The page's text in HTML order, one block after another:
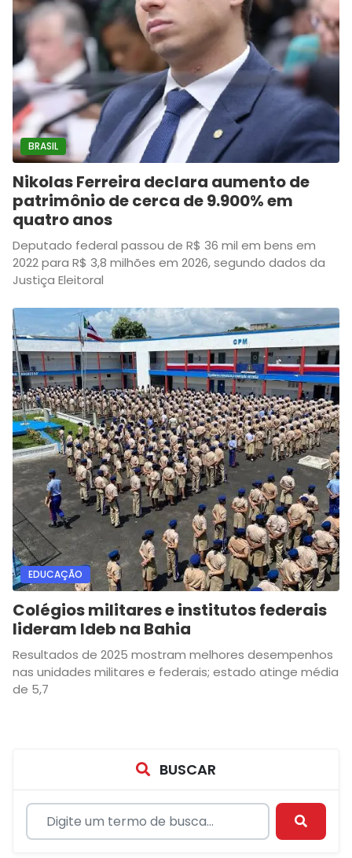
BRASIL
Nikolas Ferreira declara aumento de
patrimônio de cerca de 9.900% em
quatro anos
Deputado federal passou de R$ 36 mil em bens em
2022 para R$ 3,8 milhões em 2026, segundo dados da
Justiça Eleitoral
EDUCAÇÃO
Colégios militares e institutos federais
lideram Ideb na Bahia
Resultados de 2025 mostram melhores desempenhos
nas unidades militares e federais; estado atinge média
de 5,7
BUSCAR